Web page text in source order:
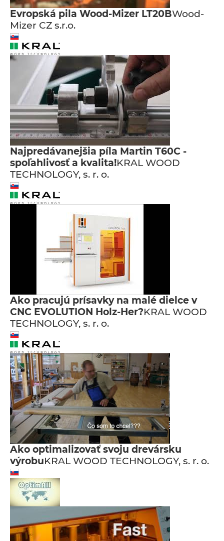
Evropská pila Wood-Mizer LT20BWood-
Mizer CZ s.r.o.
Najpredávanejšia píla Martin T60C -
spoľahlivosť a kvalita!KRAL WOOD
TECHNOLOGY, s. r. o.
Ako pracujú prísavky na malé dielce v
CNC EVOLUTION Holz-Her?KRAL WOOD
TECHNOLOGY, s. r. o.
Ako optimalizovať svoju drevársku
výrobuKRAL WOOD TECHNOLOGY, s. r. o.